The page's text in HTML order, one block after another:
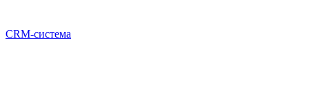
CRM-система